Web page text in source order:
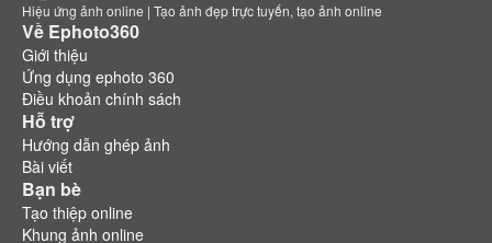
Hiệu ứng ảnh online | Tạo ảnh đẹp trực tuyến, tạo ảnh online
Về Ephoto360
Giới thiệu
Ứng dụng ephoto 360
Điều khoản chính sách
Hỗ trợ
Hướng dẫn ghép ảnh
Bài viết
Bạn bè
Tạo thiệp online
Khung ảnh online